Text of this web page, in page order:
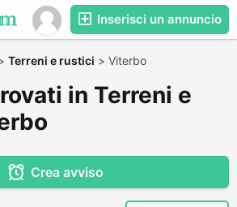
Inserisci un annuncio
Terreni e rustici > Viterbo
in Terreni e
Crea avviso